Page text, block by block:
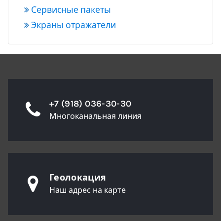
Сервисные пакеты
Экраны отражатели
+7 (918) 036-30-30
Многоканальная линия
Геолокация
Наш адрес на карте